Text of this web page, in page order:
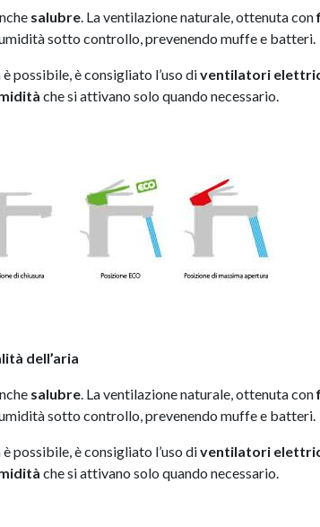
salubre . La ventilazione naturale, ottenuta con
sotto controllo, prevenendo muffe e batteri.
possibile, è consigliato l’uso diventilatori
che si attivano solo quando necessario.
dell’aria
salubre . La ventilazione naturale, ottenuta con
sotto controllo, prevenendo muffe e batteri.
possibile, è consigliato l’uso diventilatori
che si attivano solo quando necessario.